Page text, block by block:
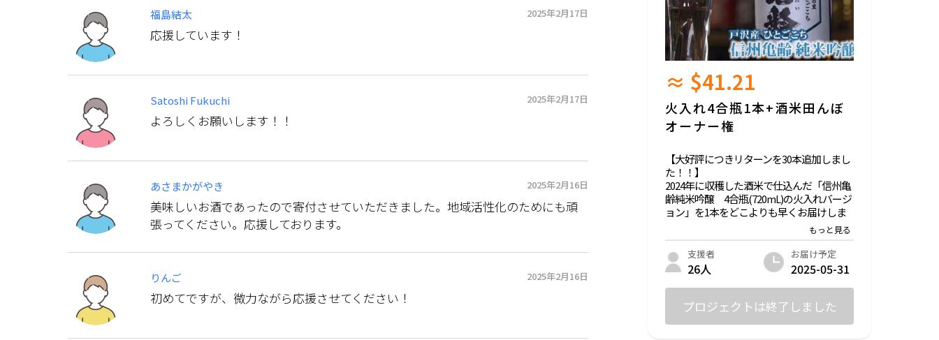
福島結太 2025年2月17日
応援しています！
Satoshi Fukuchi 2025年2月17日
よろしくお願いします！！
あさまかがやき 2025年2月16日
美味しいお酒であったので寄付させていただきました。地域活性化のためにも頑
張ってください。応援しております。
りんご 2025年2月16日
初めてですが、微力ながら応援させてください！
≈ $41.21
火入れ4合瓶1本+酒米田んぼ
オーナー権
【大好評につきリターンを30本追加しまし
た！！】
2024年に収穫した酒米で仕込んだ「信州亀
齢純米吟醸 4合瓶(720mL)の火入れバージ
ョン」を1本をどこよりも早くお届けしま
す！！一般販売予定は6月からですが、5月
中にお手元にお届けいたします。
このリターンを購入いただいた方は、2025
年の酒米田んぼオーナー様として登録させ
ていただきます。オーナー様にはメールと
専用のLINEオープンチャットページから一
年通して酒米田んぼ情報をいち早くお届け
支援者
26人
お届け予定
2025-05-31
プロジェクトは終了しました